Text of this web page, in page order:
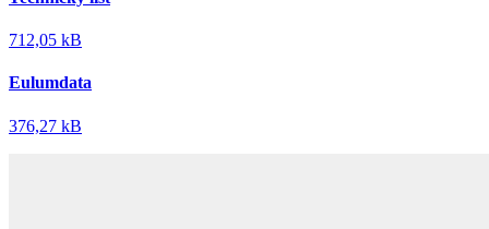
712,05 kB
Eulumdata
376,27 kB